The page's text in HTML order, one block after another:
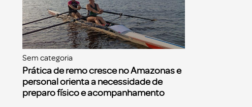
Sem categoria
Prática de remo cresce no Amazonas e
personal orienta a necessidade de
preparo físico e acompanhamento